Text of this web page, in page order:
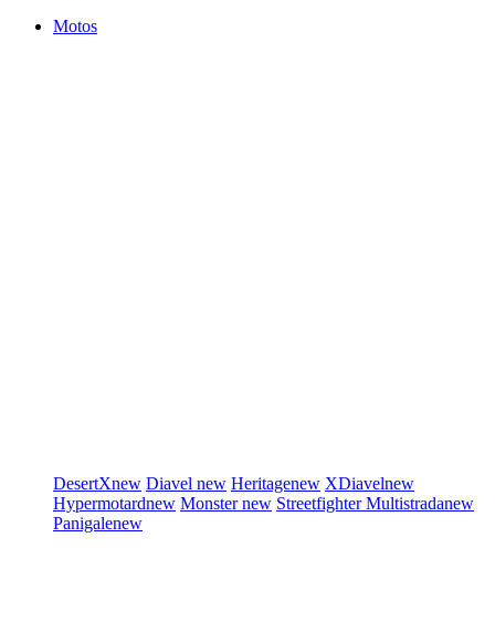
Motos
DesertXnew Diavel new Heritagenew XDiavelnew
Hypermotardnew Monsternew StreetfighterMultistradanew
Panigalenew